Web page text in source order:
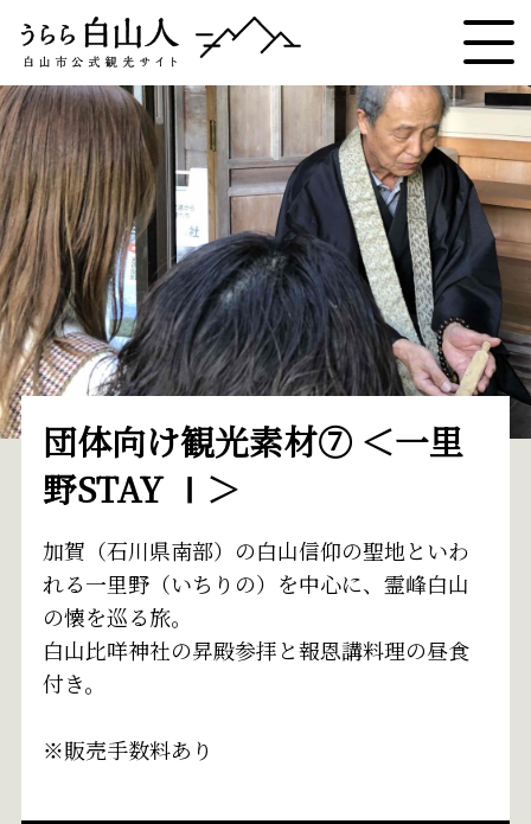
団体向け観光素材⑦ ＜一里
野STAY Ⅰ＞
加賀（石川県南部）の白山信仰の聖地といわ
れる一里野（いちりの）を中心に、霊峰白山
の懐を巡る旅。
白山比咩神社の昇殿参拝と報恩講料理の昼食
付き。
※販売手数料あり